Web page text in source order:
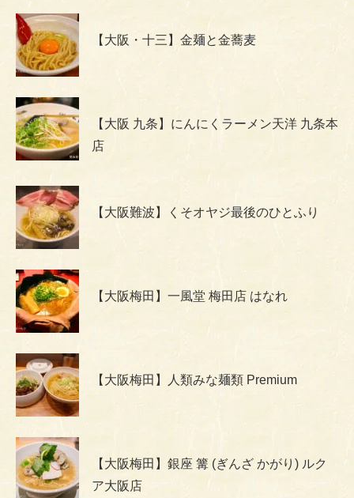
【大阪・十三】金麺と金蕎麦
【大阪 九条】にんにくラーメン天洋 九条本
店
【大阪難波】くそオヤジ最後のひとふり
【大阪梅田】一風堂 梅田店 はなれ
【大阪梅田】人類みな麺類 Premium
【大阪梅田】銀座 篝 (ぎんざ かがり) ルク
ア大阪店